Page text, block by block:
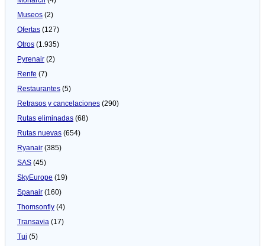
Museos (2)
Ofertas (127)
Otros (1.935)
Pyrenair (2)
Renfe (7)
Restaurantes (5)
Retrasos y cancelaciones (290)
Rutas eliminadas (68)
Rutas nuevas (654)
Ryanair (385)
SAS (45)
SkyEurope (19)
Spanair (160)
Thomsonfly (4)
Transavia (17)
Tui (5)